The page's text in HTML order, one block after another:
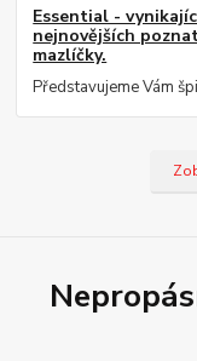
Essential -
nejnovějších
mazlíčky.
Představujeme Vám